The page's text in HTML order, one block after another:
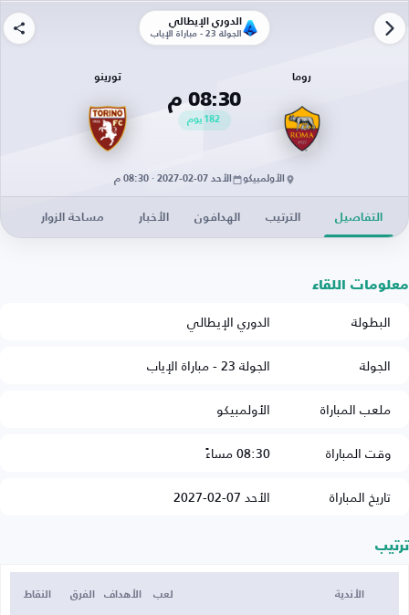
الدوري الإيطالي
الجولة 23 - مباراة الإياب
روما
08:30 م
182 يوم
تورينو
الأولمبيكو الأحد 07-02-2027 · 08:30 م
التفاصيل الترتيب الهدافون الأخبار مساحة الزوار
معلومات اللقاء
البطولة
الدوري الإيطالي
الجولة
الجولة 23 - مباراة الإياب
ملعب المباراة
الأولمبيكو
وقت المباراة
08:30 مساءً
تاريخ المباراة
الأحد 07-02-2027
ترتيب
الأندية لعب الأهداف الفرق النقاط